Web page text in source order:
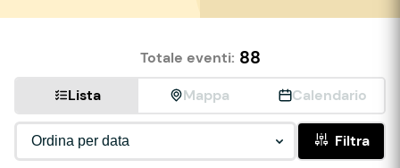
Totale eventi: 88
Lista Mappa Calendario
Filtra